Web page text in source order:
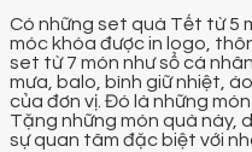
Có những set quà Tết từ 5
móc khóa được in logo,
set từ 7 món như sổ cá
mưa, balo, bình giữ nhiệt,
của đơn vị. Đó là những
Tặng những món quà này,
sự quan tâm đặc biệt với